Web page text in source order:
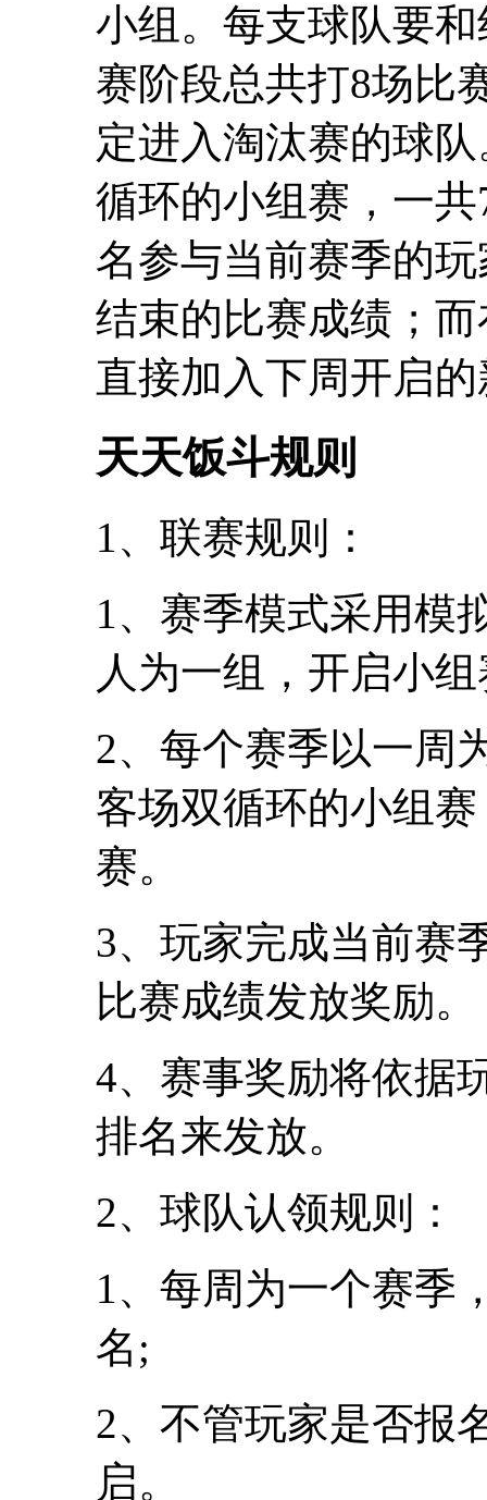
小组。每支球队要
赛阶段总共打8场比
定进入淘汰赛的球
循环的小组赛，一
名参与当前赛季的
结束的比赛成绩；
直接加入下周开启
天天饭斗规则
1、联赛规则：
1、赛季模式采用模
人为一组，开启小
2、每个赛季以一周
客场双循环的小组
赛。
3、玩家完成当前赛
比赛成绩发放奖励。
4、赛事奖励将依据
排名来发放。
2、球队认领规则：
1、每周为一个赛季
名;
2、不管玩家是否报
启。